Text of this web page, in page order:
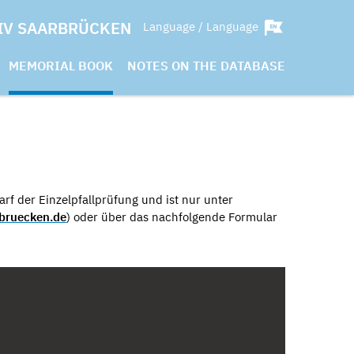
SAARBRÜCKEN Language / Language
MEMORIAL BOOK NOTES ON THE DATABASE
der Einzelpfallprüfung und ist nur unter
) oder über das nachfolgende Formular